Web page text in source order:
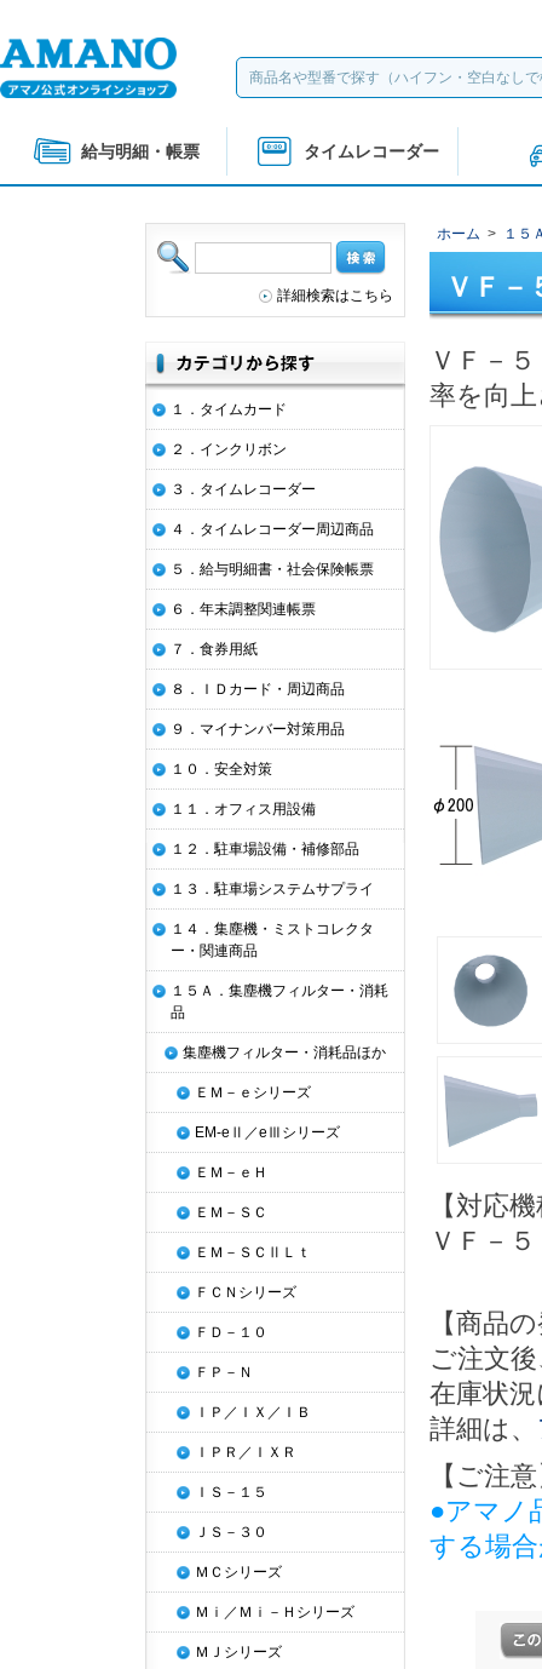
給与明細・帳票 タイムレコーダー
ホーム > １５
ＶＦ
ＶＦ－
率を向
【対応
ＶＦ－
【商品
ご注文
在庫状
詳細は、
【ご注
●アマノ
する場
詳細検索はこちら
１．タイムカード
２．インクリボン
３．タイムレコーダー
４．タイムレコーダー周辺商品
５．給与明細書・社会保険帳票
６．年末調整関連帳票
７．食券用紙
８．ＩＤカード・周辺商品
９．マイナンバー対策用品
１０．安全対策
１１．オフィス用設備
１２．駐車場設備・補修部品
１３．駐車場システムサプライ
１４．集塵機・ミストコレクタ
ー・関連商品
１５Ａ．集塵機フィルター・消耗
品
集塵機フィルター・消耗品ほか
ＥＭ－ｅシリーズ
EM-eⅡ／eⅢシリーズ
ＥＭ－ｅＨ
ＥＭ－ＳＣ
ＥＭ－ＳＣⅡＬｔ
ＦＣＮシリーズ
ＦＤ－１０
ＦＰ－Ｎ
ＩＰ／ＩＸ／ＩＢ
ＩＰＲ／ＩＸＲ
ＩＳ－１５
ＪＳ－３０
ＭＣシリーズ
Ｍｉ／Ｍｉ－Ｈシリーズ
ＭＪシリーズ